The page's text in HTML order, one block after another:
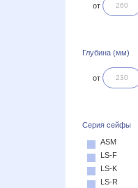
от
Глубина (мм)
от
Серия сейфы
ASM
LS-F
LS-K
LS-R